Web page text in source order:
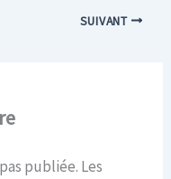
SUIVANT
publiée. Les